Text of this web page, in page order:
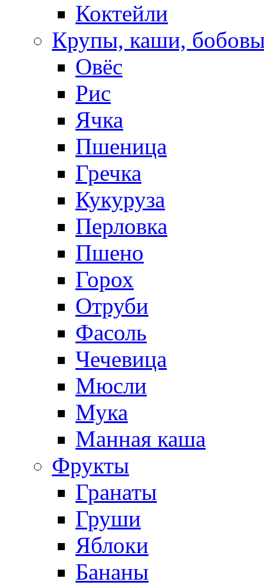
Коктейли
Крупы, каши,
Овёс
Рис
Ячка
Пшеница
Гречка
Кукуруза
Перловка
Пшено
Горох
Отруби
Фасоль
Чечевица
Мюсли
Мука
Манная каша
Фрукты
Гранаты
Груши
Яблоки
Бананы